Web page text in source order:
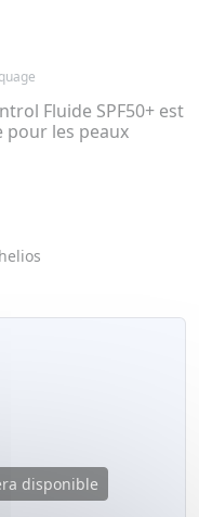
Fluide SPF50+ est
pour les peaux
disponible